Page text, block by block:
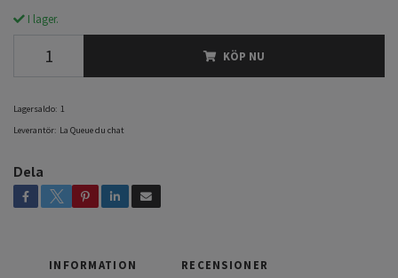
I lager.
KÖP NU
Lagersaldo: 1
Leverantör: La Queue du chat
Dela
INFORMATION RECENSIONER